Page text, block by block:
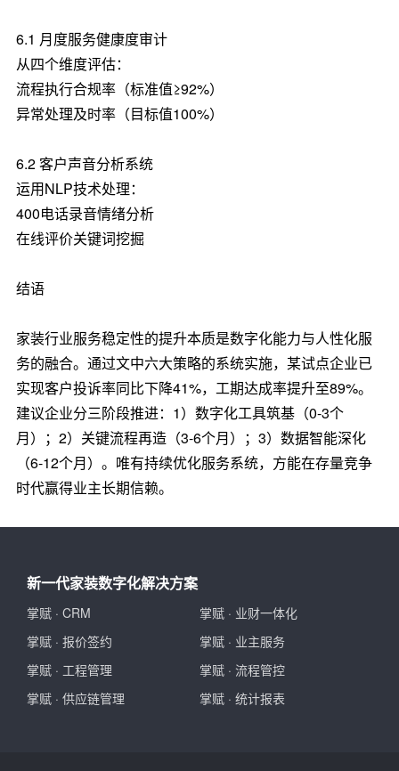
6.1 月度服务健康度审计
从四个维度评估：
流程执行合规率（标准值≥92%）
异常处理及时率（目标值100%）
6.2 客户声音分析系统
运用NLP技术处理：
400电话录音情绪分析
在线评价关键词挖掘
结语
家装行业服务稳定性的提升本质是数字化能力与人性化服
务的融合。通过文中六大策略的系统实施，某试点企业已
实现客户投诉率同比下降41%，工期达成率提升至89%。
建议企业分三阶段推进：1）数字化工具筑基（0-3个
月）；2）关键流程再造（3-6个月）；3）数据智能深化
（6-12个月）。唯有持续优化服务系统，方能在存量竞争
时代赢得业主长期信赖。
新一代家装数字化解决方案
掌赋 · CRM
掌赋 · 报价签约
掌赋 · 工程管理
掌赋 · 供应链管理
掌赋 · 业财一体化
掌赋 · 业主服务
掌赋 · 流程管控
掌赋 · 统计报表